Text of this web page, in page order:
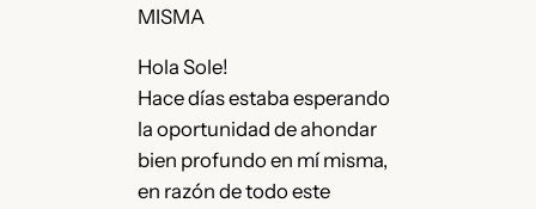
MISMA
Hola Sole!
Hace días estaba esperando
la oportunidad de ahondar
bien profundo en mí misma,
en razón de todo este